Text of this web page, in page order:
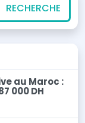
RECHERCHE
au Maroc :
000 DH